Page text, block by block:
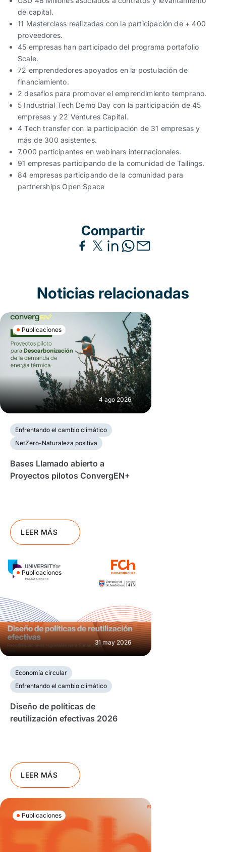
de capital.
11 Masterclass realizadas con la participación de + 400
proveedores.
45 empresas han participado del programa portafolio
Scale.
72 emprendedores apoyados en la postulación de
financiamiento.
2 desafíos para promover el emprendimiento temprano.
5 Industrial Tech Demo Day con la participación de 45
empresas y 22 Ventures Capital.
4 Tech transfer con la participación de 31 empresas y
más de 300 asistentes.
7.000 participantes en webinars internacionales.
91 empresas participando de la comunidad de Tailings.
84 empresas participando de la comunidad para
partnerships Open Space
Compartir
Noticias relacionadas
Publicaciones
4 ago 2026
Enfrentando el cambio climático
NetZero-Naturaleza positiva
Bases Llamado abierto a
Proyectos pilotos ConvergEN+
LEER MÁS
Publicaciones
31 may 2026
Economía circular
Enfrentando el cambio climático
Diseño de políticas de
reutilización efectivas 2026
LEER MÁS
Publicaciones